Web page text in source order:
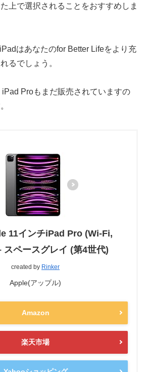
上で選択されることをおすすめしま
はあなたのfor Better Lifeをより充
るでしょう。
Proもまだ販売されていますの
11インチiPad Pro (Wi-Fi,
スペースグレイ (第4世代)
created by Rinker
Apple(アップル)
Amazon
楽天市場